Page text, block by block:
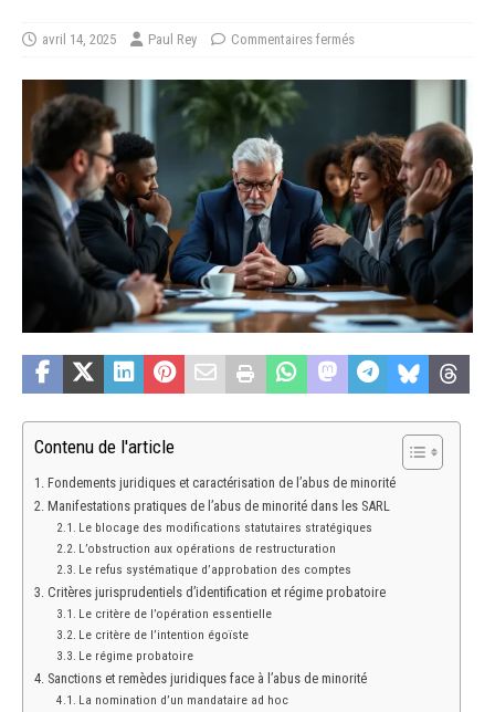
avril 14, 2025 Paul Rey Commentaires fermés
Contenu de l'article
Fondements juridiques et caractérisation de l’abus de minorité
Manifestations pratiques de l’abus de minorité dans les SARL
Le blocage des modifications statutaires stratégiques
L’obstruction aux opérations de restructuration
Le refus systématique d’approbation des comptes
Critères jurisprudentiels d’identification et régime probatoire
Le critère de l’opération essentielle
Le critère de l’intention égoïste
Le régime probatoire
Sanctions et remèdes juridiques face à l’abus de minorité
La nomination d’un mandataire ad hoc